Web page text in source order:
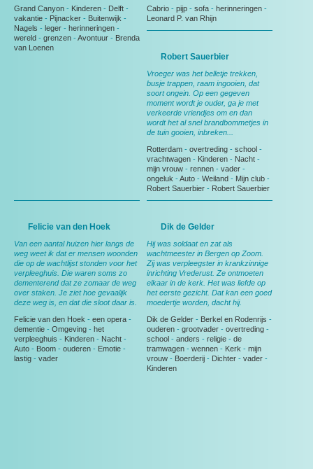
Grand Canyon - Kinderen - Delft -
vakantie - Pijnacker - Buitenwijk -
Nagels - leger - herinneringen -
wereld - grenzen -Avontuur - Brenda
van Loenen
Cabrio - pijp - sofa - herinneringen -
Leonard P. van Rhijn
Robert Sauerbier
Vroeger was het belletje trekken,
busje trappen, raam ingooien, dat
soort ongein. Op een gegeven
moment wordt je ouder, ga je met
verkeerde vriendjes om en dan
wordt het al snel brandbommetjes in
de tuin gooien, inbreken...
Rotterdam - overtreding - school -
vrachtwagen - Kinderen - Nacht -
mijn vrouw - rennen - vader -
ongeluk -Auto - Weiland - Mijn club -
Robert Sauerbier - Robert Sauerbier
Felicie van den Hoek
Van een aantal huizen hier langs de
weg weet ik dat er mensen woonden
die op de wachtlijst stonden voor het
verpleeghuis. Die waren soms zo
dementerend dat ze zomaar de weg
over staken. Je ziet hoe gevaalijk
deze weg is, en dat die sloot daar is.
Felicie van den Hoek - een opera -
dementie - Omgeving - het
verpleeghuis - Kinderen - Nacht -
Auto - Boom - ouderen - Emotie -
lastig - vader
Dik de Gelder
Hij was soldaat en zat als
wachtmeester in Bergen op Zoom.
Zij was verpleegster in krankzinnige
inrichting Vrederust. Ze ontmoeten
elkaar in de kerk. Het was liefde op
het eerste gezicht. Dat kan een goed
moedertje worden, dacht hij.
Dik de Gelder - Berkel en Rodenrijs -
ouderen - grootvader - overtreding -
school - anders - religie - de
tramwagen - wennen - Kerk - mijn
vrouw - Boerderij - Dichter - vader -
Kinderen